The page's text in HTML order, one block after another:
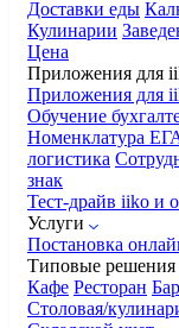
Доставки еды
Кулинарии
Цена
Приложения для
Приложения для
Обучение
Номенклатура
логистика
знак
Тест-драйв iiko и
Услуги
Постановка
Типовые решения
Кафе Ресторан Бар
Столовая/